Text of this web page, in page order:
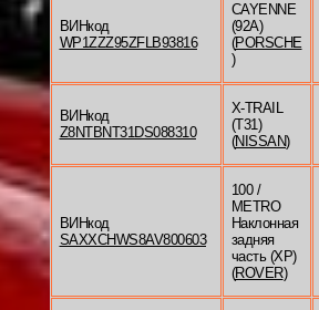
ВИНкод
WP1ZZZ95ZFLB93816
CAYENNE
(92A)
(PORSCHE
)
ВИНкод
Z8NTBNT31DS088310
X-TRAIL
(T31)
(NISSAN)
ВИНкод
SAXXCHWS8AV800603
100 /
METRO
Наклонная
задняя
часть (XP)
(ROVER)